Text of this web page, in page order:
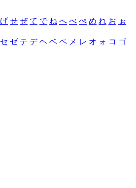
げ せ ぜ て で ね へ べ ぺ め れ お ぉ
セ ゼ テ デ ヘ ベ ペ メ レ オ ォ コ ゴ